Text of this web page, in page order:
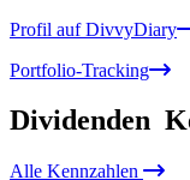
Profil auf DivvyDiary
Portfolio-Tracking
Dividenden
Alle Kennzahlen